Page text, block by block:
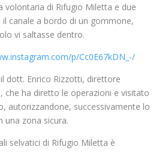
volontaria di Rifugio Miletta e due
il canale a bordo di un gommone,
vi saltasse dentro.
p/Cc0E67kDN_-/
dott. Enrico Rizzotti, direttore
che ha diretto le operazioni e visitato
autorizzandone, successivamente lo
una zona sicura.
selvatici di Rifugio Miletta è